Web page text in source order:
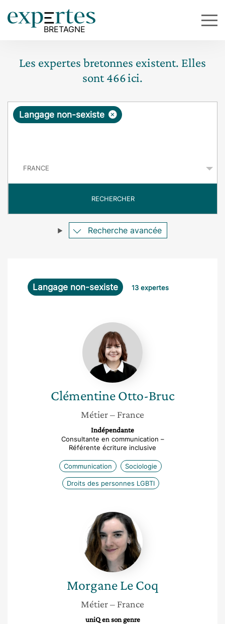
Les expertes bretonnes existent. Elles
sont466ici.
R
ê
e
×
Langage non-sexiste
RECHERCHER
Recherche avancée
Langage non-sexiste 13 expertes
Clémentine
Otto-
Bruc
Clémentine Otto-Bruc
Métier– France
Indépendante
Consultante en communication –
Référente écriture inclusive
Communication Sociologie
Droits des personnes LGBTI
Morgane
Le
Coq
MorganeLe Coq
Métier– France
uniQ en son genre